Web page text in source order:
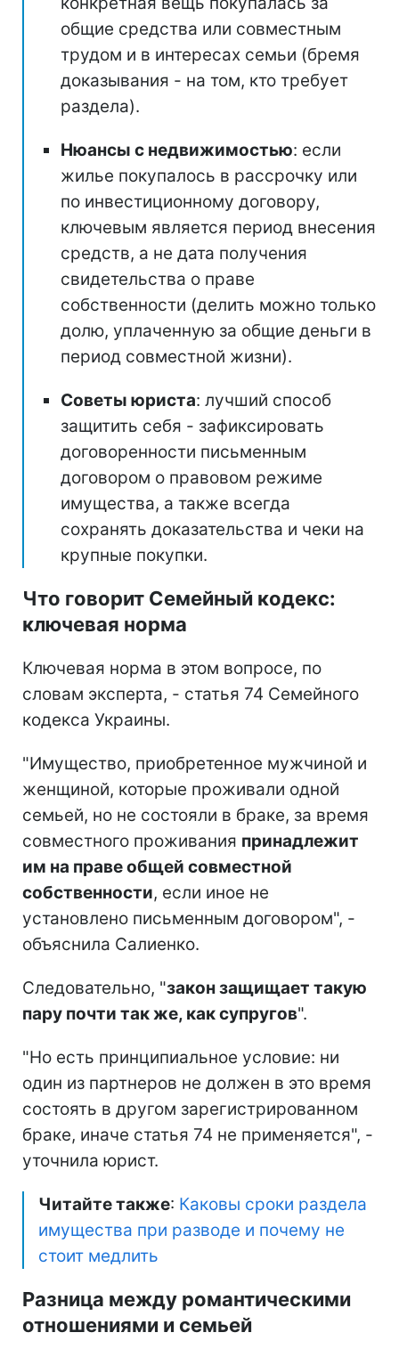
общие средства или совместным
трудом и в интересах семьи (бремя
доказывания - на том, кто требует
раздела).
Нюансы с недвижимостью: если
жилье покупалось в рассрочку или
по инвестиционному договору,
ключевым является период внесения
средств, а не дата получения
свидетельства о праве
собственности (делить можно только
долю, уплаченную за общие деньги в
период совместной жизни).
Советы юриста: лучший способ
защитить себя - зафиксировать
договоренности письменным
договором о правовом режиме
имущества, а также всегда
сохранять доказательства и чеки на
крупные покупки.
Что говорит Семейный кодекс:
ключевая норма
Ключевая норма в этом вопросе, по
словам эксперта, - статья 74 Семейного
кодекса Украины.
"Имущество, приобретенное мужчиной и
женщиной, которые проживали одной
семьей, но не состояли в браке, за время
совместного проживания принадлежит
им на праве общей совместной
собственности, если иное не
установлено письменным договором", -
объяснила Салиенко.
Следовательно, "закон защищает такую
пару почти так же, как супругов".
"Но есть принципиальное условие: ни
один из партнеров не должен в это время
состоять в другом зарегистрированном
браке, иначе статья 74 не применяется", -
уточнила юрист.
Читайте также: Каковы сроки раздела
имущества при разводе и почему не
стоит медлить
Разница между романтическими
отношениями и семьей